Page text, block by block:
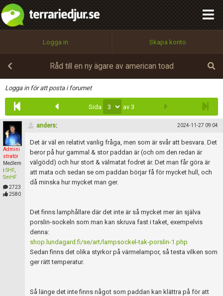
Logga in Skapa konto
Råd till en ny ägare av american toad
Logga in för att posta i forumet
Sida av 3
Admini
stratör
Medlem
i SHF,
SmHF
2723
2580
anders: 2024-11-27 09:04
Det är väl en relativt vanlig fråga, men som är svår att besvara. Det
beror på hur gammal & stor paddan är (och om den redan är
välgödd) och hur stort & välmatat fodret är. Det man får göra är
att mata och sedan se om paddan börjar få för mycket hull, och
då minska hur mycket man ger.
Det finns lamphållare där det inte är så mycket mer än själva
porslin-sockeln som man kan skruva fast i taket, exempelvis
denna:
shop.lundagard.fi/se/art/lampsockel-tak-porslin-1.php
Sedan finns det olika styrkor på värmelampor, så testa vilken som
ger rätt temperatur.
Så länge det inte finns något som paddan kan klättra på för att
Infoga
Utför
100%
OK
integritetspolicy
Namn:
Epost:
Användarnamn:
Lösenord:
Skapa konto
Begär nytt lösenord
Tillbaka till förstasidan